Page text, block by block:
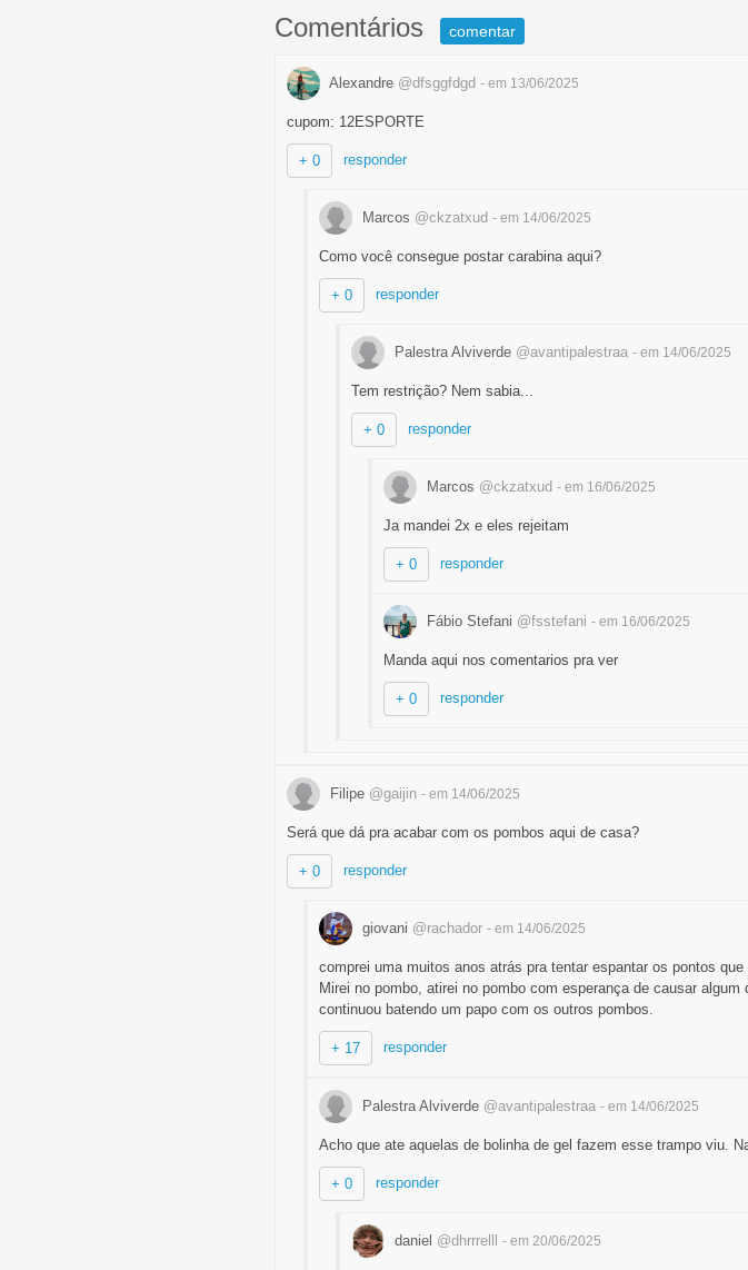
Comentários comentar
Alexandre @dfsggfdgd - em 13/06/2025
cupom: 12ESPORTE
+ 0 responder
Marcos @ckzatxud - em 14/06/2025
Como você consegue postar carabina aqui?
+ 0 responder
Palestra Alviverde @avantipalestraa - em 14/06/2025
Tem restrição? Nem sabia...
+ 0 responder
Marcos @ckzatxud - em 16/06/2025
Ja mandei 2x e eles rejeitam
+ 0 responder
Fábio Stefani @fsstefani - em 16/06/2025
Manda aqui nos comentarios pra ver
+ 0 responder
Filipe @gaijin - em 14/06/2025
Será que dá pra acabar com os pombos aqui de casa?
+ 0 responder
giovani @rachador - em 14/06/2025
comprei uma muitos anos atrás pra tentar espantar os pontos
Mirei no pombo, atirei no pombo com esperança de causar
continuou batendo um papo com os outros pombos.
+ 17 responder
Palestra Alviverde @avantipalestraa - em 14/06/2025
Acho que ate aquelas de bolinha de gel fazem esse trampo viu.
+ 0 responder
daniel @dhrrrelll - em 20/06/2025